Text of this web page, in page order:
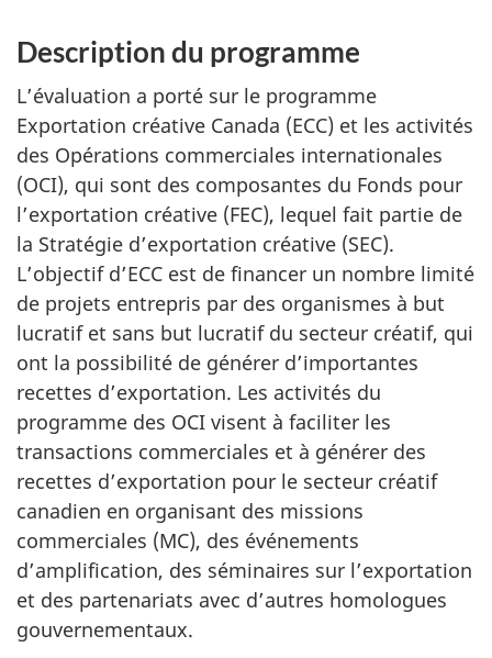
Description du programme
L’évaluation a porté sur le programme
Exportation créative Canada (ECC) et les activités
des Opérations commerciales internationales
(OCI), qui sont des composantes du Fonds pour
l’exportation créative (FEC), lequel fait partie de
la Stratégie d’exportation créative (SEC).
L’objectif d’ECC est de financer un nombre limité
de projets entrepris par des organismes à but
lucratif et sans but lucratif du secteur créatif, qui
ont la possibilité de générer d’importantes
recettes d’exportation. Les activités du
programme des OCI visent à faciliter les
transactions commerciales et à générer des
recettes d’exportation pour le secteur créatif
canadien en organisant des missions
commerciales (MC), des événements
d’amplification, des séminaires sur l’exportation
et des partenariats avec d’autres homologues
gouvernementaux.